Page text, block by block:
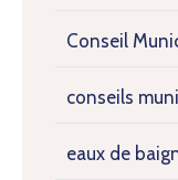
Conseil
conseils
eaux de